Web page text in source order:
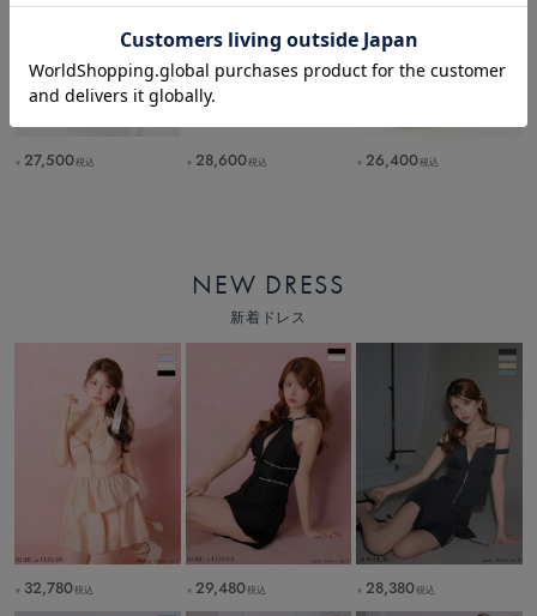
￥ 27,500税込 ￥ 28,600税込 ￥ 26,400税込
NEW DRESS
新着ドレス
￥ 32,780税込 ￥ 29,480税込 ￥ 28,380税込